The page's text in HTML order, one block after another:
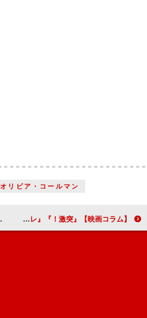
オリビア・コールマン
【映画コラム】『激突！』よりも『ジョーズ』に近い恐怖を描いた『アオラレ』